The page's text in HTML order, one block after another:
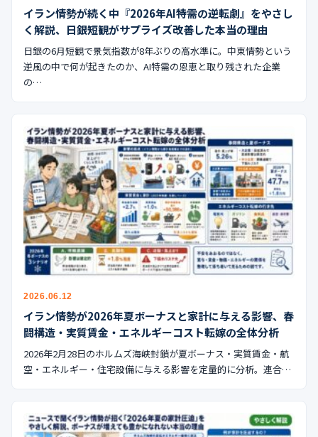
会社案内
🇺🇸🇰🇷🇹🇼🇻🇳
イラン情勢が続く中『2026年AI特需の逆転劇』をやさし
く解説、日銀短観がサプライズ改善した本当の理由
日銀の6月短観で景気指数が8年ぶりの高水準に。中東情勢という
逆風の中で何が起きたのか、AI特需の恩恵と取り残された企業
の…
2026.06.12
イラン情勢が2026年夏ボーナスと家計に与える影響、春
闘構造・実質賃金・エネルギーコスト転嫁の全体分析
2026年2月28日のホルムズ海峡封鎖が夏ボーナス・実質賃金・航
空・エネルギー・住宅設備に与える影響を定量的に分析。連合…